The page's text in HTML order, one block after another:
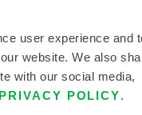
user experience and
website. We also
with our social media,
PRIVACY POLICY.